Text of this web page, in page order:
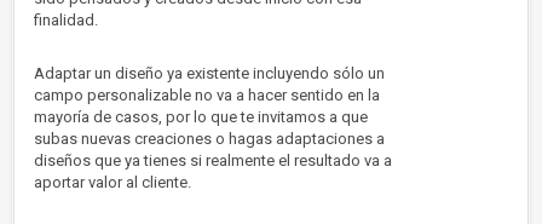
finalidad.
Adaptar un diseño ya existente incluyendo sólo un
campo personalizable no va a hacer sentido en la
mayoría de casos, por lo que te invitamos a que
subas nuevas creaciones o hagas adaptaciones a
diseños que ya tienes si realmente el resultado va a
aportar valor al cliente.